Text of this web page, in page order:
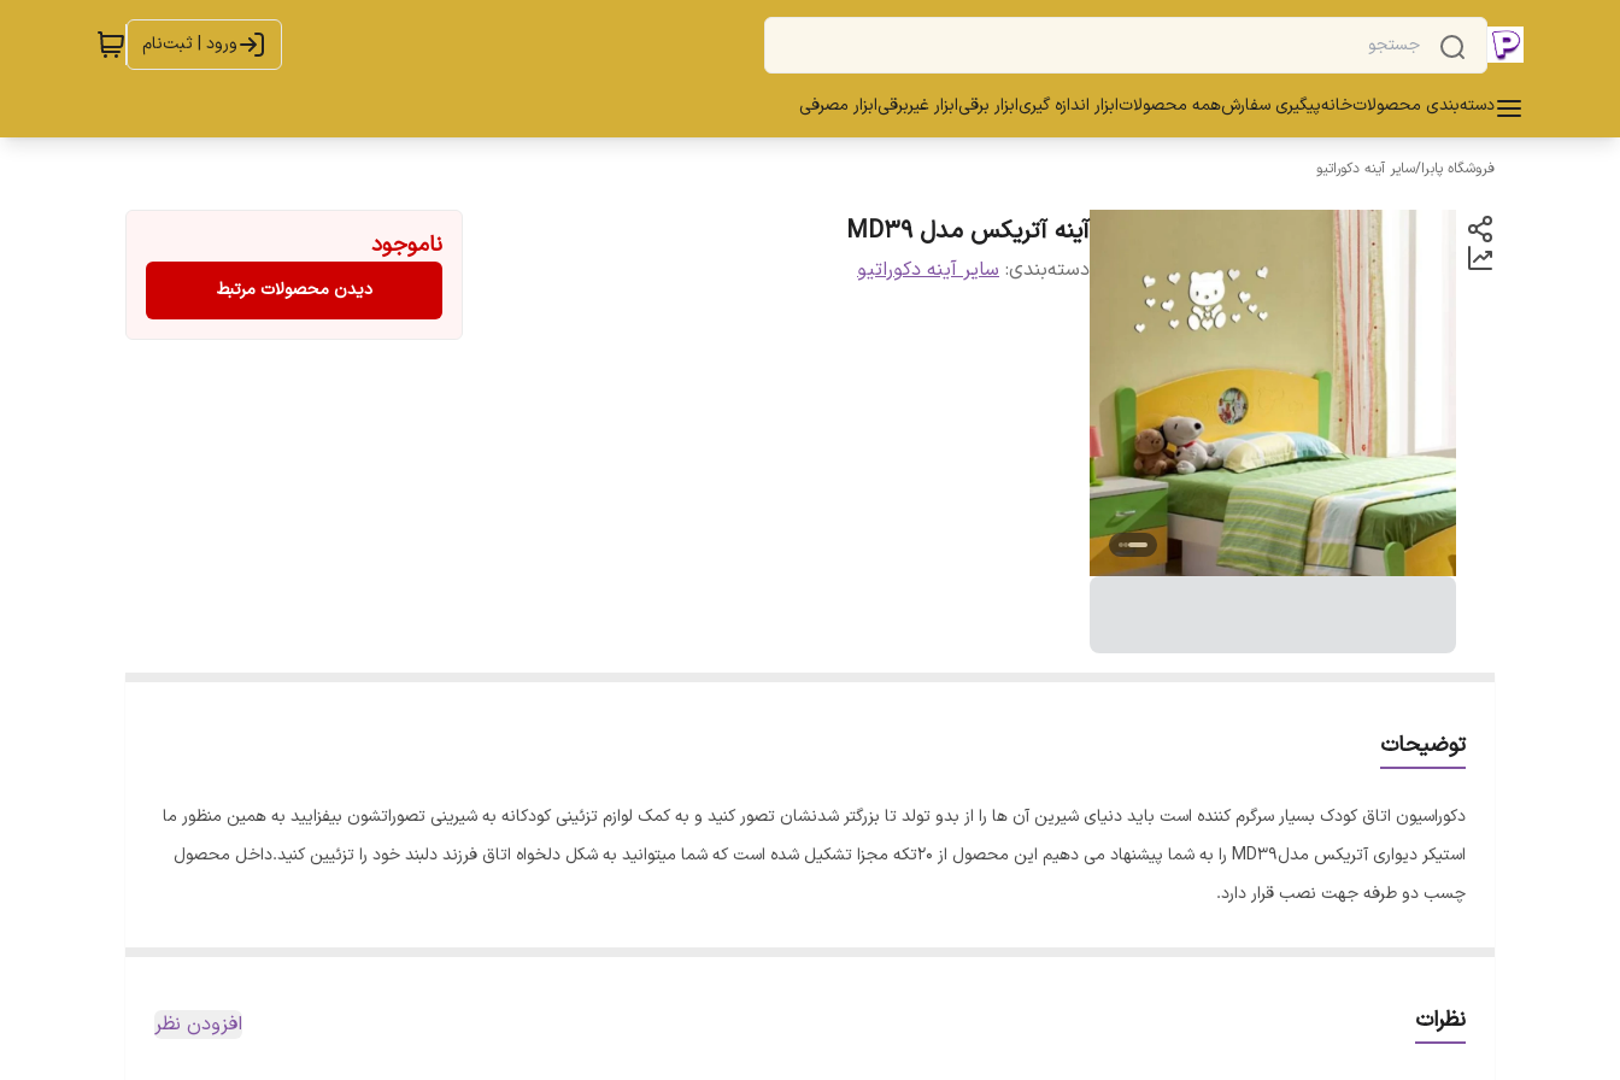
ورود | ثبت‌نام
دسته‌بندی محصولاتخانهپیگیری سفارشهمه محصولاتابزار اندازه گیریابزار برقیابزار غیربرقیابزار مصرفی
فروشگاه پابرا/سایر آینه دکوراتیو
آینه آتریکس مدل MD39
دسته‌بندی: سایر آینه دکوراتیو
ناموجود
دیدن محصولات مرتبط
توضیحات
دکوراسیون اتاق کودک بسیار سرگرم کننده است باید دنیای شیرین آن ها را از بدو تولد تا بزرگتر شدنشان تصور کنید و به کمک لوازم تزئینی کودکانه به شیرینی تصوراتشون بیفزایید به همین منظور ما
استیکر دیواری آتریکس مدلMD39 را به شما پیشنهاد می دهیم این محصول از 20تکه مجزا تشکیل شده است که شما میتوانید به شکل دلخواه اتاق فرزند دلبند خود را تزئیین کنید.داخل محصول
چسب دو طرفه جهت نصب قرار دارد.
نظرات افزودن نظر